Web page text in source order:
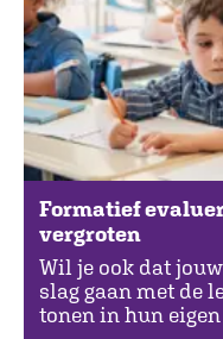
Formatief
vergroten
Wil je ook dat
slag gaan met de
tonen in hun